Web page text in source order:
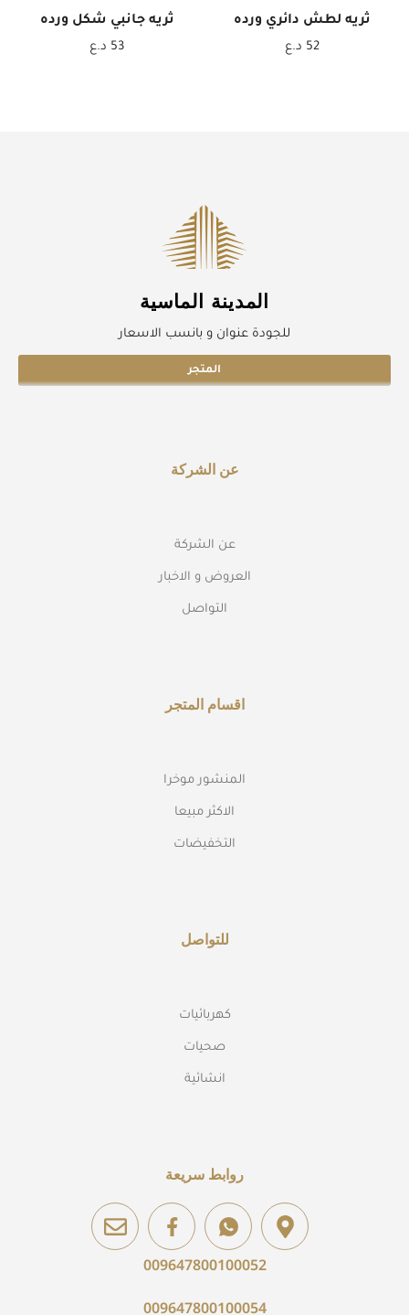
ثريه لطش دائري ورده
52 د.ع
ثريه جانبي شكل ورده
53 د.ع
المدينة الماسية
للجودة عنوان و بانسب الاسعار
المتجر
عن الشركة
عن الشركة
العروض و الاخبار
التواصل
اقسام المتجر
المنشور موخرا
الاكثر مبيعا
التخفيضات
للتواصل
كهربائيات
صحيات
انشائية
روابط سريعة
009647800100052
009647800100054